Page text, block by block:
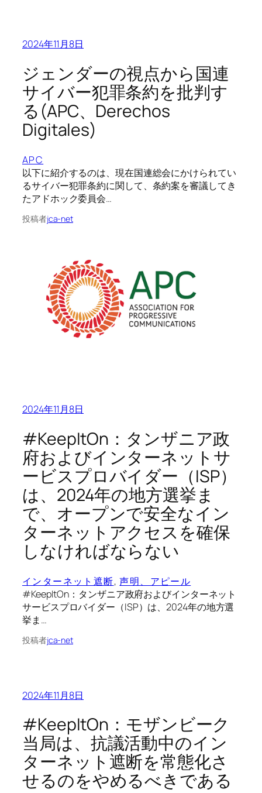
2024年11月8日
ジェンダーの視点から国連
サイバー犯罪条約を批判す
る(APC、Derechos
Digitales)
APC
以下に紹介するのは、現在国連総会にかけられてい
るサイバー犯罪条約に関して、条約案を審議してき
たアドホック委員会…
投稿者jca-net
2024年11月8日
#KeepItOn：タンザニア政
府およびインターネットサ
ービスプロバイダー（ISP）
は、2024年の地方選挙ま
で、オープンで安全なイン
ターネットアクセスを確保
しなければならない
インターネット遮断, 声明、アピール
#KeepItOn：タンザニア政府およびインターネット
サービスプロバイダー（ISP）は、2024年の地方選
挙ま…
投稿者jca-net
2024年11月8日
#KeepItOn：モザンビーク
当局は、抗議活動中のイン
ターネット遮断を常態化さ
せるのをやめるべきである